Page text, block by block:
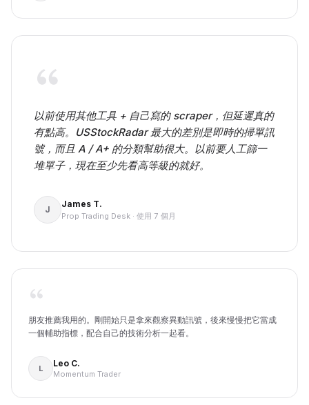
以前使用其他工具 + 自己寫的 scraper，但延遲真的
有點高。USStockRadar 最大的差別是即時的掃單訊
號，而且 A / A+ 的分類幫助很大。以前要人工篩一
堆單子，現在至少先看高等級的就好。
J
James T.
Prop Trading Desk · 使用 7 個月
朋友推薦我用的。剛開始只是拿來觀察異動訊號，後來慢慢把它當成
一個輔助指標，配合自己的技術分析一起看。
L
Leo C.
Momentum Trader